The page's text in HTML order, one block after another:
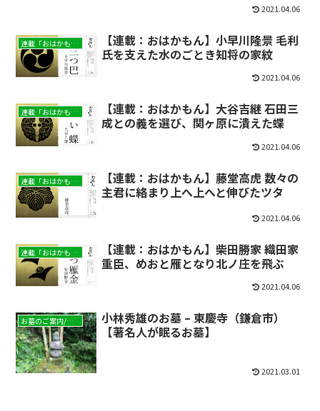
2021.04.06
連載「おはかもん」
【連載：おはかもん】小早川隆景 毛利
氏を支えた水のごとき知将の家紋
2021.04.06
連載「おはかもん」
【連載：おはかもん】大谷吉継 石田三
成との義を選び、関ヶ原に潰えた蝶
2021.04.06
連載「おはかもん」
【連載：おはかもん】藤堂高虎 数々の
主君に絡まり上へ上へと伸びたツタ
2021.04.06
連載「おはかもん」
【連載：おはかもん】柴田勝家 織田家
重臣、めおと雁となり北ノ庄を飛ぶ
2021.04.06
お墓のご案内/現地レポート
小林秀雄のお墓 – 東慶寺（鎌倉市）
【著名人が眠るお墓】
2021.03.01